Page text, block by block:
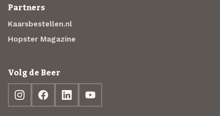
Partners
Kaarsbestellen.nl
Hopster Magazine
Volg de Beer